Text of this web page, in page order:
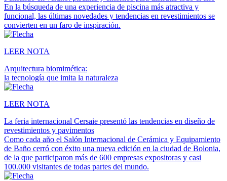
En la búsqueda de una experiencia de piscina más atractiva y
funcional, las últimas novedades y tendencias en revestimientos se
convierten en un faro de inspiración.
LEER NOTA
Arquitectura biomimética:
la tecnología que imita la naturaleza
LEER NOTA
La feria internacional Cersaie presentó las tendencias en diseño de
revestimientos y pavimentos
Como cada año el Salón Internacional de Cerámica y Equipamiento
de Baño cerró con éxito una nueva edición en la ciudad de Bolonia,
de la que participaron más de 600 empresas expositoras y casi
100.000 visitantes de todas partes del mundo.